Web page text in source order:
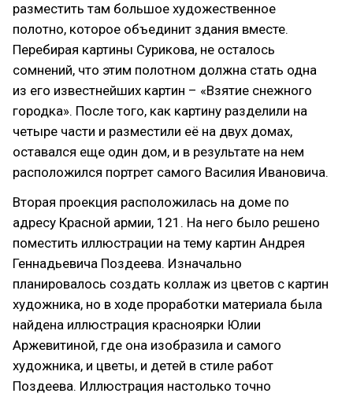
разместить там большое художественное
полотно, которое объединит здания вместе.
Перебирая картины Сурикова, не осталось
сомнений, что этим полотном должна стать одна
из его известнейших картин – «Взятие снежного
городка». После того, как картину разделили на
четыре части и разместили её на двух домах,
оставался еще один дом, и в результате на нем
расположился портрет самого Василия Ивановича.
Вторая проекция расположилась на доме по
адресу Красной армии, 121. На него было решено
поместить иллюстрации на тему картин Андрея
Геннадьевича Поздеева. Изначально
планировалось создать коллаж из цветов с картин
художника, но в ходе проработки материала была
найдена иллюстрация красноярки Юлии
Аржевитиной, где она изобразила и самого
художника, и цветы, и детей в стиле работ
Поздеева. Иллюстрация настолько точно